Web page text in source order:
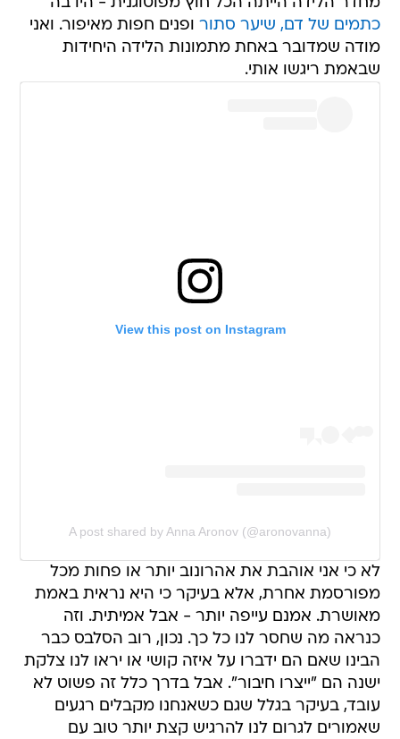
כתמים של דם, שיער סתור ופנים חפות מאיפור. ואני
מודה שמדובר באחת מתמונות הלידה היחידות
שבאמת ריגשו אותי.
View this post on Instagram
A post shared by Anna Aronov (@aronovanna)
לא כי אני אוהבת את אהרונוב יותר או פחות מכל
מפורסמת אחרת, אלא בעיקר כי היא נראית באמת
מאושרת. אמנם עייפה יותר - אבל אמיתית. וזה
כנראה מה שחסר לנו כל כך. נכון, רוב הסלבס כבר
הבינו שאם הם ידברו על איזה קושי או יראו לנו צלקת
ישנה הם "ייצרו חיבור". אבל בדרך כלל זה פשוט לא
עובד, בעיקר בגלל שגם כשאנחנו מקבלים רגעים
שאמורים לגרום לנו להרגיש קצת יותר טוב עם